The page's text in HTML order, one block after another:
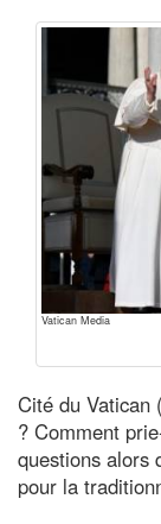
Vatican Media
Cité du Vatican
? Comment
questions alors
pour la